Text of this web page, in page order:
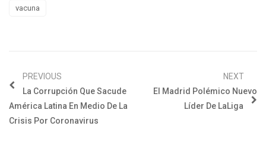
vacuna
PREVIOUS
La Corrupción Que Sacude
América Latina En Medio De La
Crisis Por Coronavirus
NEXT
El Madrid Polémico Nuevo
Líder De LaLiga